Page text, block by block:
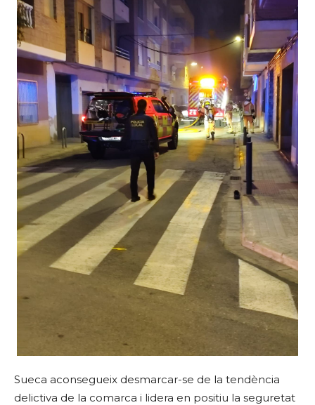
Sueca aconsegueix desmarcar-se de la tendència
delictiva de la comarca i lidera en positiu la seguretat